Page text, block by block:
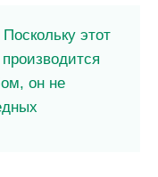
Поскольку этот
он не